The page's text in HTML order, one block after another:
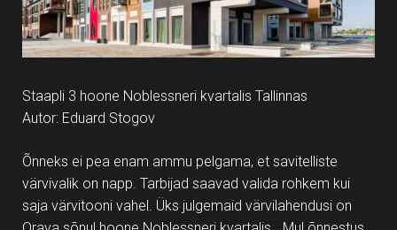
Staapli 3 hoone Noblessneri kvartalis Tallinnas
Autor: Eduard Stogov
Õnneks ei pea enam ammu pelgama, et savitelliste
värvivalik on napp. Tarbijad saavad valida rohkem kui
saja värvitooni vahel. Üks julgemaid värvilahendusi on